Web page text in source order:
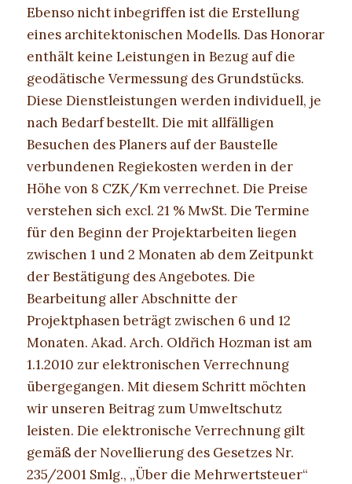
Ebenso nicht inbegriffen ist die Erstellung
eines architektonischen Modells. Das Honorar
enthält keine Leistungen in Bezug auf die
geodätische Vermessung des Grundstücks.
Diese Dienstleistungen werden individuell, je
nach Bedarf bestellt. Die mit allfälligen
Besuchen des Planers auf der Baustelle
verbundenen Regiekosten werden in der
Höhe von 8 CZK/Km verrechnet. Die Preise
verstehen sich excl. 21 % MwSt. Die Termine
für den Beginn der Projektarbeiten liegen
zwischen 1 und 2 Monaten ab dem Zeitpunkt
der Bestätigung des Angebotes. Die
Bearbeitung aller Abschnitte der
Projektphasen beträgt zwischen 6 und 12
Monaten. Akad. Arch. Oldřich Hozman ist am
1.1.2010 zur elektronischen Verrechnung
übergegangen. Mit diesem Schritt möchten
wir unseren Beitrag zum Umweltschutz
leisten. Die elektronische Verrechnung gilt
gemäß der Novellierung des Gesetzes Nr.
235/2001 Smlg., „Über die Mehrwertsteuer“